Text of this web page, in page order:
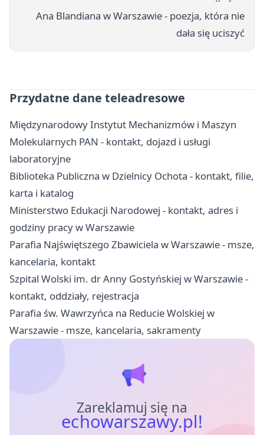
Ana Blandiana w Warszawie - poezja, która nie
dała się uciszyć
Przydatne dane teleadresowe
Międzynarodowy Instytut Mechanizmów i Maszyn
Molekularnych PAN - kontakt, dojazd i usługi
laboratoryjne
Biblioteka Publiczna w Dzielnicy Ochota - kontakt, filie,
karta i katalog
Ministerstwo Edukacji Narodowej - kontakt, adres i
godziny pracy w Warszawie
Parafia Najświętszego Zbawiciela w Warszawie - msze,
kancelaria, kontakt
Szpital Wolski im. dr Anny Gostyńskiej w Warszawie -
kontakt, oddziały, rejestracja
Parafia św. Wawrzyńca na Reducie Wolskiej w
Warszawie - msze, kancelaria, sakramenty
Zareklamuj się na
echowarszawy.pl!